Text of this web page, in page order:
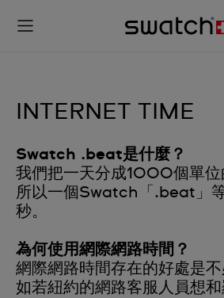
INTERNET TIME
Swatch .beat是什麼？
我們把一天分成1000個單位
所以一個Swatch「.beat」
秒。
為何使用網際網路時間？
網際網路時間存在的好處是
如若紐約的網路客服人員想